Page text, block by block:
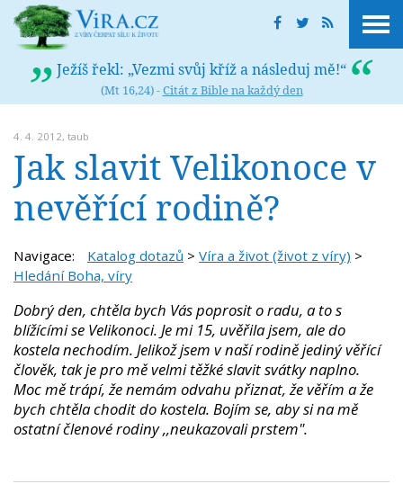
Ježíš řekl: „Vezmi svůj kříž a následuj mě!“
(Mt 16,24) -Citát z Bible na každý den
4. 4. 2012, taub
Jak slavit Velikonoce v
nevěřící rodině?
Navigace: Katalog dotazů > Víra a život (život z víry) >
Hledání Boha, víry
Dobrý den, chtěla bych Vás poprosit o radu, a to s
blížícími se Velikonoci. Je mi 15, uvěřila jsem, ale do
kostela nechodím. Jelikož jsem v naší rodině jediný věřící
člověk, tak je pro mě velmi těžké slavit svátky naplno.
Moc mě trápí, že nemám odvahu přiznat, že věřím a že
bych chtěla chodit do kostela. Bojím se, aby si na mě
ostatní členové rodiny ,,neukazovali prstem".